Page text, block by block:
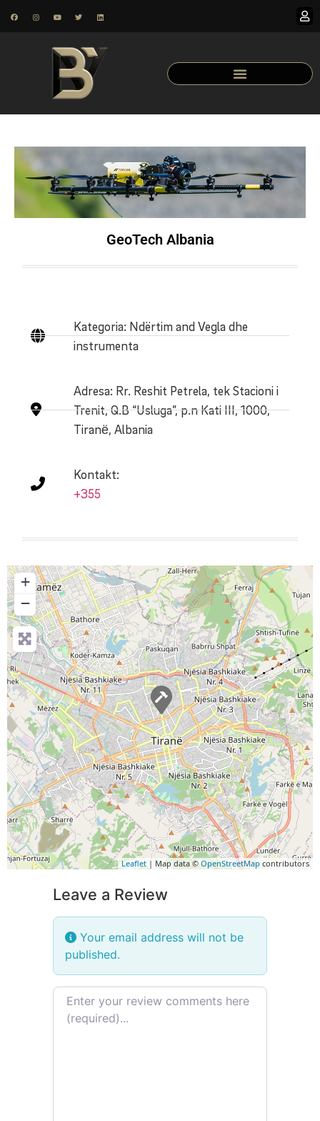
GeoTech Albania
Kategoria: Ndërtim and Vegla dhe
instrumenta
Adresa: Rr. Reshit Petrela, tek Stacioni i
Trenit, Q.B “Usluga”, p.n Kati III, 1000,
Tiranё, Albania
Kontakt:
+355
+
−
Leaflet | Map data © OpenStreetMap contributors
Leave a Review
Your email address will not be
published.
Review text